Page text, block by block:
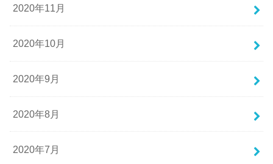
2020年11月
2020年10月
2020年9月
2020年8月
2020年7月